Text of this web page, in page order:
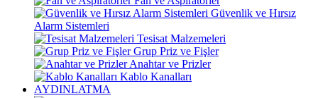
Güvenlik ve Hırsız
Alarm Sistemleri
Tesisat Malzemeleri
Grup Priz ve Fişler
Anahtar ve Prizler
Kablo Kanalları
AYDINLATMA